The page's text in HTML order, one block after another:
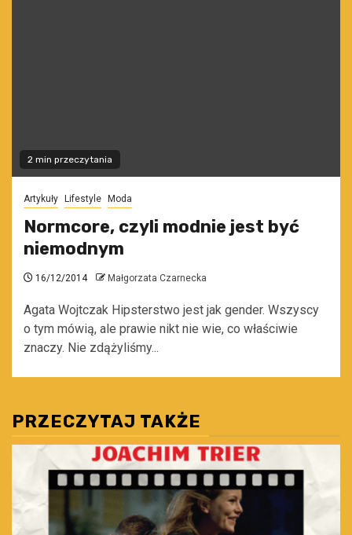
2 min przeczytania
Artykuły Lifestyle Moda
Normcore, czyli modnie jest być
niemodnym
16/12/2014 Małgorzata Czarnecka
Agata Wojtczak Hipsterstwo jest jak gender. Wszyscy
o tym mówią, ale prawie nikt nie wie, co właściwie
znaczy. Nie zdążyliśmy...
PRZECZYTAJ TAKŻE